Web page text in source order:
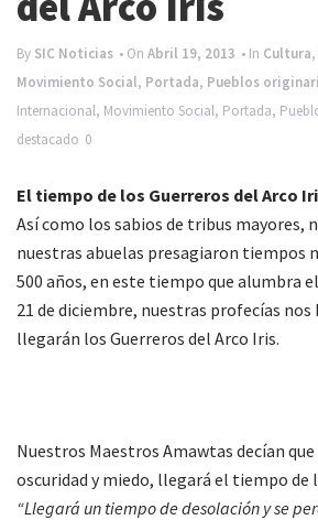
By SIC Noticias • On Abril 19, 2013 • In Cultura,
Movimiento Social, Portada, Pueblos
Internacional, Movimiento Social, Portada,
destacado 0
El tiempo de los Guerreros del Arco
Así como los sabios de tribus mayores,
nuestras abuelas presagiaron tiempos
500 años, en este tiempo que alumbra
21 de diciembre, nuestras profecías nos
llegarán los Guerreros del Arco Iris.
Nuestros Maestros Amawtas decían
oscuridad y miedo, llegará el tiempo de
“Llegará un tiempo de desolación y se